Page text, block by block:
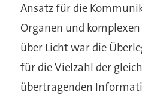
Ansatz für die
Organen und
über Licht war die
für die Vielzahl der
übertragenden